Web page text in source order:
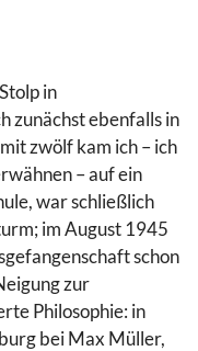
in
zunächst ebenfalls in
zwölf kam ich – ich
– auf ein
war schließlich
im August 1945
schon
zur
Philosophie: in
bei Max Müller,